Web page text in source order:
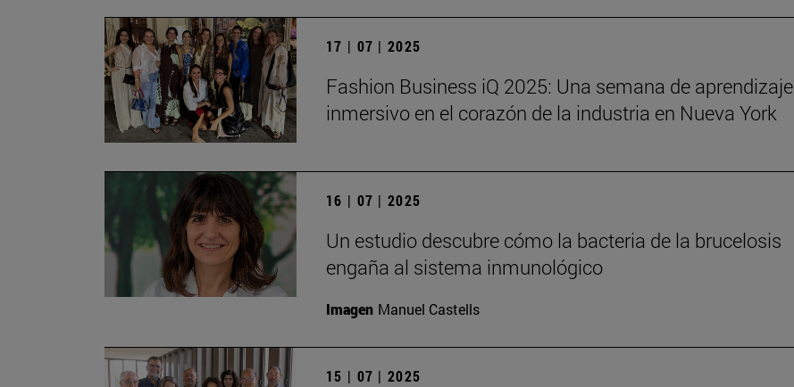
17 | 07 | 2025
Fashion Business iQ 2025: Una semana de aprendizaje
inmersivo en el corazón de la industria en Nueva York
16 | 07 | 2025
Un estudio descubre cómo la bacteria de la brucelosis
engaña al sistema inmunológico
Imagen Manuel Castells
15 | 07 | 2025